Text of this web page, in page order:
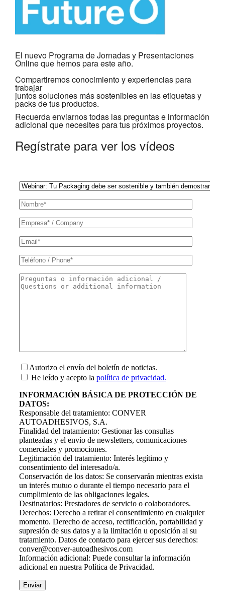
El nuevo Programa de Jornadas y Presentaciones
Online que hemos para este año.
Compartiremos conocimiento y experiencias para
trabajar
juntos soluciones más sostenibles en las etiquetas y
packs de tus productos.
Recuerda enviarnos todas las preguntas e información
adicional que necesites para tus próximos proyectos.
Regístrate para ver los vídeos